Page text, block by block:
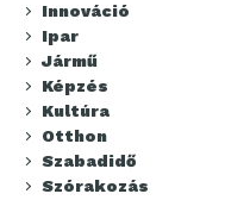
Innováció
Ipar
Jármű
Képzés
Kultúra
Otthon
Szabadidő
Szórakozás